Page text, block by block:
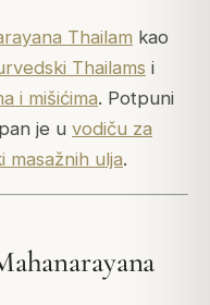
Thailam kao
Thailams i
i mišićima. Potpuni
je u vodiču za
masažnih ulja.